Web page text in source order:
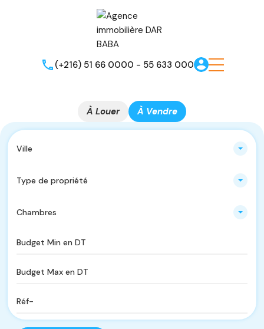
(+216) 51 66 0000 - 55 633 000
À Louer À Vendre
Ville
Type de propriété
Chambres